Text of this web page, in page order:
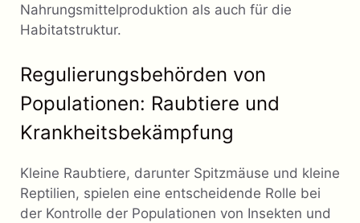
Nahrungsmittelproduktion als auch für die
Habitatstruktur.
Regulierungsbehörden von
Populationen: Raubtiere und
Krankheitsbekämpfung
Kleine Raubtiere, darunter Spitzmäuse und kleine
Reptilien, spielen eine entscheidende Rolle bei
der Kontrolle der Populationen von Insekten und